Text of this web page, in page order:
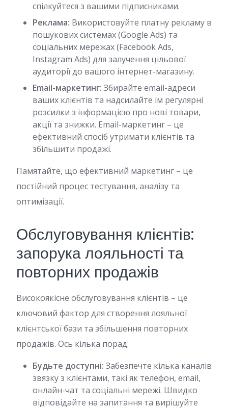
спілкуйтеся з вашими підписниками.
Реклама: Використовуйте платну рекламу в
пошукових системах (Google Ads) та
соціальних мережах (Facebook Ads,
Instagram Ads) для залучення цільової
аудиторії до вашого інтернет-магазину.
Email-маркетинг: Збирайте email-адреси
ваших клієнтів та надсилайте їм регулярні
розсилки з інформацією про нові товари,
акції та знижки. Email-маркетинг – це
ефективний спосіб утримати клієнтів та
збільшити продажі.
Памятайте, що ефективний маркетинг – це
постійний процес тестування, аналізу та
оптимізації.
Обслуговування клієнтів:
запорука лояльності та
повторних продажів
Високоякісне обслуговування клієнтів – це
ключовий фактор для створення лояльної
клієнтської бази та збільшення повторних
продажів. Ось кілька порад:
Будьте доступні: Забезпечте кілька каналів
звязку з клієнтами, такі як телефон, email,
онлайн-чат та соціальні мережі. Швидко
відповідайте на запитання та вирішуйте